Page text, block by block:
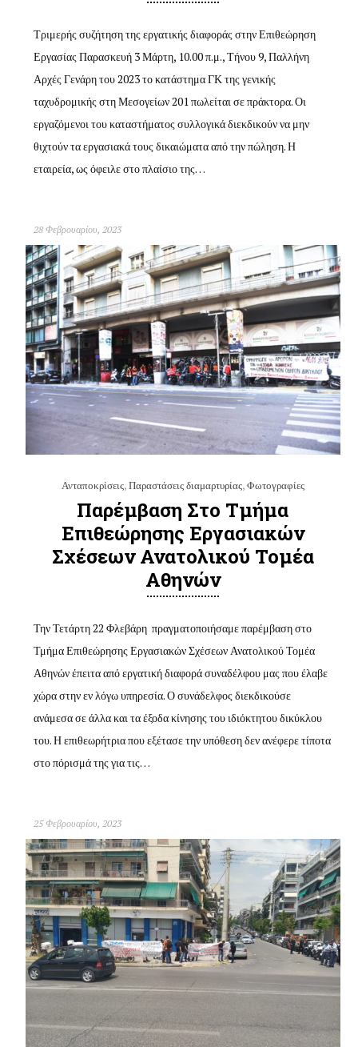
Τριμερής συζήτηση της εργατικής διαφοράς στην Επιθεώρηση
Εργασίας Παρασκευή 3 Μάρτη, 10.00 π.μ., Τήνου 9, Παλλήνη
Αρχές Γενάρη του 2023 το κατάστημα ΓΚ της γενικής
ταχυδρομικής στη Μεσογείων 201 πωλείται σε πράκτορα. Οι
εργαζόμενοι του καταστήματος συλλογικά διεκδικούν να μην
θιχτούν τα εργασιακά τους δικαιώματα από την πώληση. Η
εταιρεία, ως όφειλε στο πλαίσιο της…
28 Φεβρουαρίου, 2023
Ανταποκρίσεις,Παραστάσεις διαμαρτυρίας,Φωτογραφίες
Παρέμβαση Στο Τμήμα
Επιθεώρησης Εργασιακών
Σχέσεων Ανατολικού Τομέα
Αθηνών
Την Τετάρτη 22 Φλεβάρη πραγματοποιήσαμε παρέμβαση στο
Τμήμα Επιθεώρησης Εργασιακών Σχέσεων Ανατολικού Τομέα
Αθηνών έπειτα από εργατική διαφορά συναδέλφου μας που έλαβε
χώρα στην εν λόγω υπηρεσία. Ο συνάδελφος διεκδικούσε
ανάμεσα σε άλλα και τα έξοδα κίνησης του ιδιόκτητου δικύκλου
του. Η επιθεωρήτρια που εξέτασε την υπόθεση δεν ανέφερε τίποτα
στο πόρισμά της για τις…
25 Φεβρουαρίου, 2023